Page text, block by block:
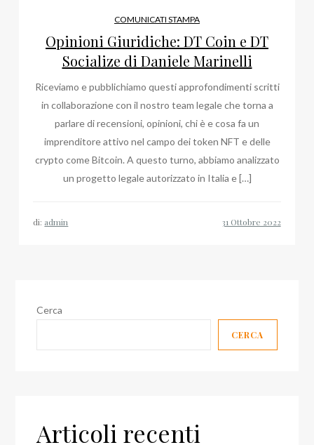
COMUNICATI STAMPA
Opinioni Giuridiche: DT Coin e DT
Socialize di Daniele Marinelli
Riceviamo e pubblichiamo questi approfondimenti scritti
in collaborazione con il nostro team legale che torna a
parlare di recensioni, opinioni, chi è e cosa fa un
imprenditore attivo nel campo dei token NFT e delle
crypto come Bitcoin. A questo turno, abbiamo analizzato
un progetto legale autorizzato in Italia e […]
di: admin
Cerca
CERCA
Articoli recenti